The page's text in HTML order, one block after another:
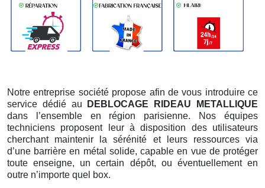
Notre entreprise société propose afin de vous introduire ce
service dédié au
DEBLOCAGE RIDEAU METALLIQUE
dans l’ensemble en région parisienne. Nos équipes
techniciens proposent leur à disposition des utilisateurs
cherchant maintenir la sérénité et leurs ressources via
d’une barrière en métal solide, capable en vue de protéger
toute enseigne, un certain dépôt, ou éventuellement en
outre n’importe quel box.